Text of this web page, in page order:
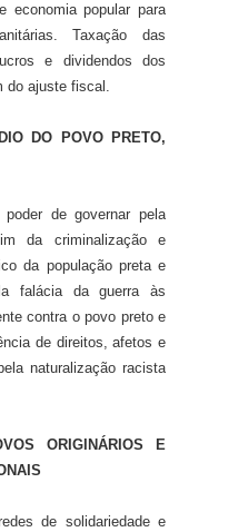
economia popular para
Taxação das
e dividendos dos
do ajuste fiscal.
DO POVO PRETO,
de governar pela
da criminalização e
da população preta e
falácia da guerra às
contra o povo preto e
de direitos, afetos e
naturalização racista
ORIGINÁRIOS E
de solidariedade e